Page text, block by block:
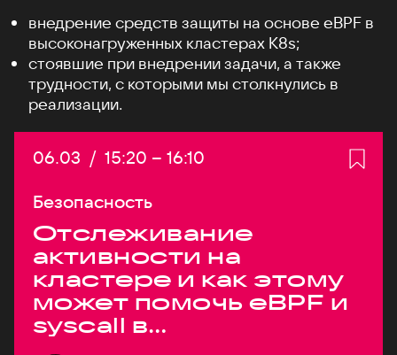
внедрение средств защиты на основе eBPF в
высоконагруженных кластерах K8s;
стоявшие при внедрении задачи, а также
трудности, с которыми мы столкнулись в
реализации.
Дата:
06.03 / Начало:
15:20 – Конец:
16:10
Безопасность
Отслеживание
активности на
кластере и как этому
может помочь eBPF и
syscall в
высоконагруженных